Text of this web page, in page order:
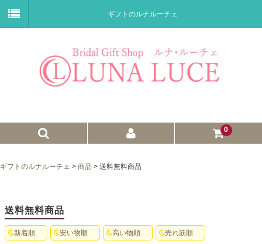
ギフトのルナルーチェ
0
ウェイトドール
子育て卒業証書
ギフトのルナルーチェ > 商品 > 送料無料商品
送料無料商品
新着順 安い物順 高い物順 売れ筋順